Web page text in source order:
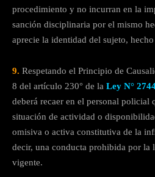
procedimiento y no incurran en la
sanción disciplinaria por el mismo
aprecie la identidad del sujeto,
9. Respetando el Principio de
8 del artículo 230° de la Ley N°
deberá recaer en el personal policial
situación de actividad o
omisiva o activa constitutiva de la
decir, una conducta prohibida por
vigente.